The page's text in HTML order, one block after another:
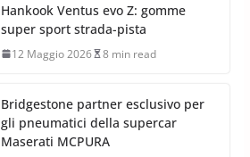
Hankook Ventus evo Z: gomme
super sport strada-pista
12 Maggio 2026 8 min read
Bridgestone partner esclusivo per
gli pneumatici della supercar
Maserati MCPURA